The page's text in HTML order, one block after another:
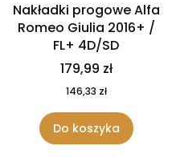
Nakładki progowe Alfa
Romeo Giulia 2016+ /
FL+ 4D/SD
179,99 zł
146,33 zł
Do koszyka